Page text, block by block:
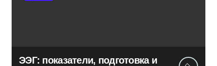
ЭЭГ: показатели, подготовка и